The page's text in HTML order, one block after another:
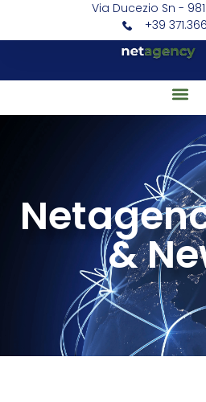
Via Ducezio Sn -
+39
&